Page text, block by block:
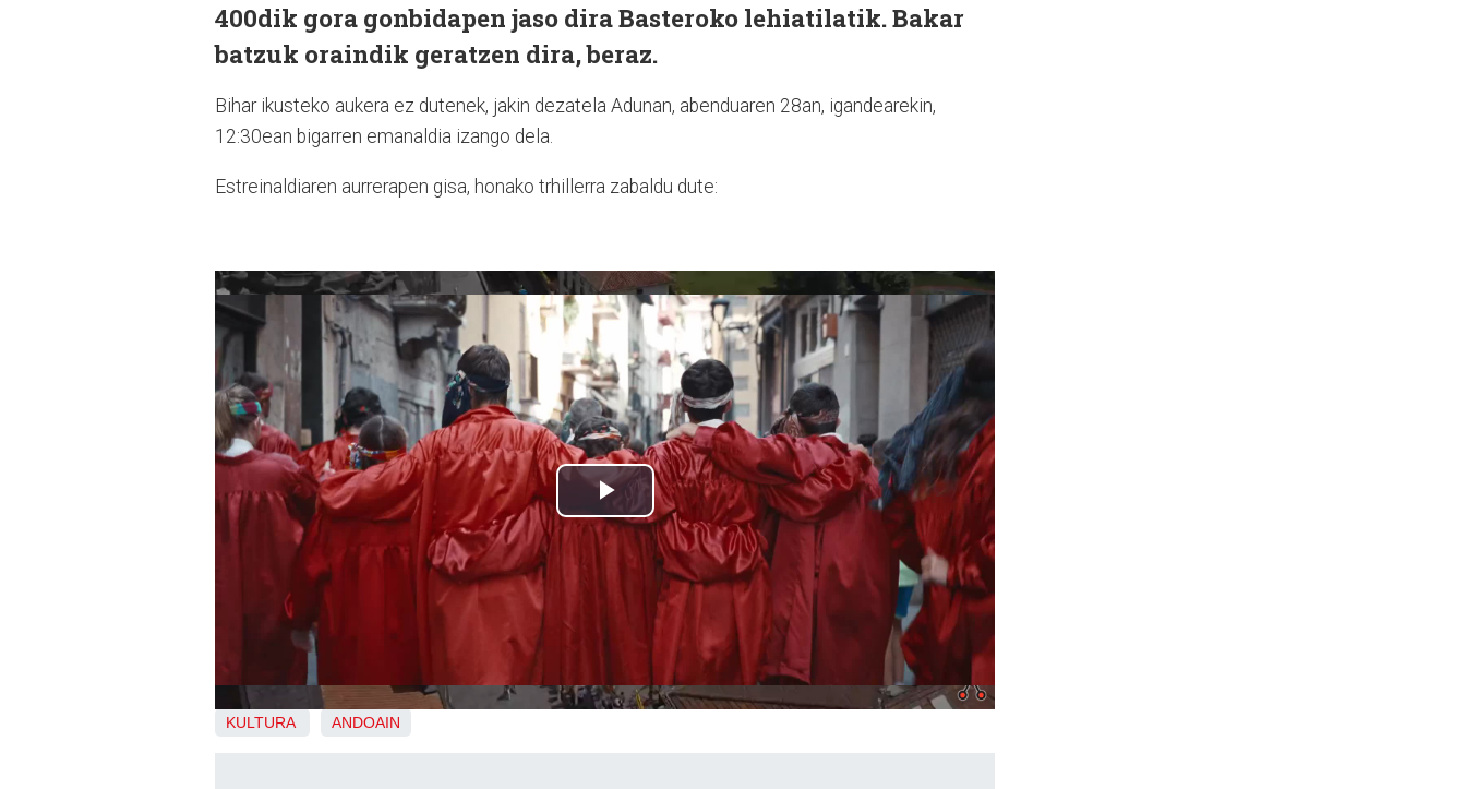
400dik gora gonbidapen jaso dira Basteroko lehiatilatik. Bakar
batzuk oraindik geratzen dira, beraz.
Bihar ikusteko aukera ez dutenek, jakin dezatela Adunan, abenduaren 28an, igandearekin,
12:30ean bigarren emanaldia izango dela.
Estreinaldiaren aurrerapen gisa, honako trhillerra zabaldu dute:
KULTURA ANDOAIN